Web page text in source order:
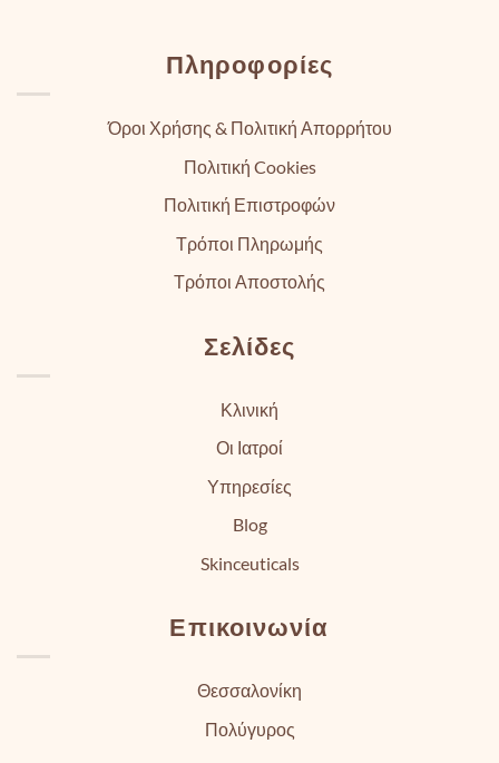
Πληροφορίες
Όροι Χρήσης & Πολιτική Απορρήτου
Πολιτική Cookies
Πολιτική Επιστροφών
Τρόποι Πληρωμής
Τρόποι Αποστολής
Σελίδες
Κλινική
Οι Ιατροί
Υπηρεσίες
Blog
Skinceuticals
Επικοινωνία
Θεσσαλονίκη
Πολύγυρος